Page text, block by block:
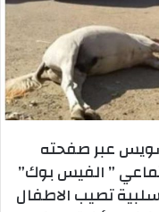
عبر صفحته
” الفيس بوك”
تصيب الاطفال